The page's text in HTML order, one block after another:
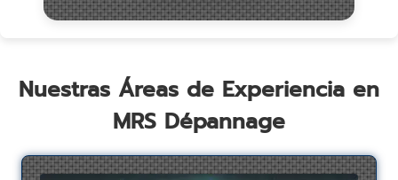
Nuestras Áreas de Experiencia en
MRS Dépannage